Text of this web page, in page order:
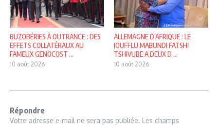
BUZOBÉRIES À OUTRANCE : DES
EFFETS COLLATÉRAUX AU
FAMEUX GENOCOST ...
10 août 2026
ALLEMAGNE D’AFRIQUE : LE
JOUFFLU MABUNDI FATSHI
TSHIVUBE A DEUX D ...
10 août 2026
Répondre
Votre adresse e-mail ne sera pas publiée. Les champs